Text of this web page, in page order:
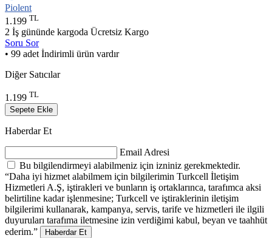
Piolent
1.199 TL
2 İş gününde kargoda Ücretsiz Kargo
Soru Sor
• 99 adet İndirimli ürün vardır
Diğer Satıcılar
1.199 TL
Sepete Ekle
Haberdar Et
Email Adresi
Bu bilgilendirmeyi alabilmeniz için izniniz gerekmektedir.
“Daha iyi hizmet alabilmem için bilgilerimin Turkcell İletişim
Hizmetleri A.Ş, iştirakleri ve bunların iş ortaklarınca, tarafımca aksi
belirtiline kadar işlenmesine; Turkcell ve iştiraklerinin iletişim
bilgilerimi kullanarak, kampanya, servis, tarife ve hizmetleri ile ilgili
duyuruları tarafıma iletmesine izin verdiğimi kabul, beyan ve taahhüt
ederim.”
Haberdar Et